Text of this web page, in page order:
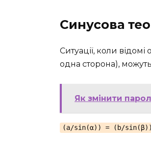
Синусова
Ситуації, коли відомі
одна сторона),
Як змінити
(a/sin(α)) = (b/